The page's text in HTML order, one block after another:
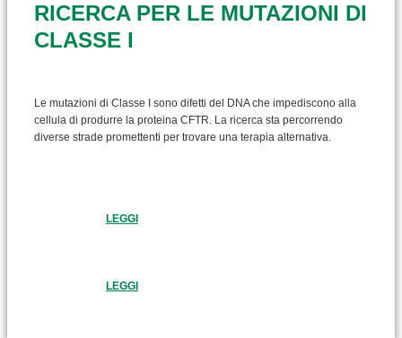
RICERCA PER LE MUTAZIONI DI
CLASSE I
Le mutazioni di Classe I sono difetti del DNA che impediscono alla
cellula di produrre la proteina CFTR. La ricerca sta percorrendo
diverse strade promettenti per trovare una terapia alternativa.
LEGGI
LEGGI